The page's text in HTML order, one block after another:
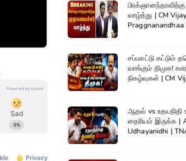
வாழ்த்து | CM
Praggnanandhaa
சப்பகட்டு கட்டும்
வாங்கும் திமுக!
நிகழ்வுகள் | CM
ஆதவ் vs உதயநிதி
தைரியம் இருக்க | Aadhav Arjuna |
Udhayanidhi |